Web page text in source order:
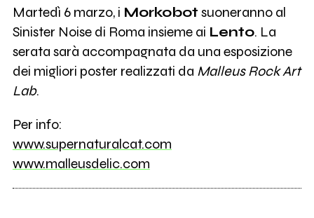
Martedì 6 marzo, i Morkobot suoneranno al
Sinister Noise di Roma insieme ai Lento. La
serata sarà accompagnata da una esposizione
dei migliori poster realizzati da Malleus Rock Art
Lab.
Per info:
www.supernaturalcat.com
www.malleusdelic.com